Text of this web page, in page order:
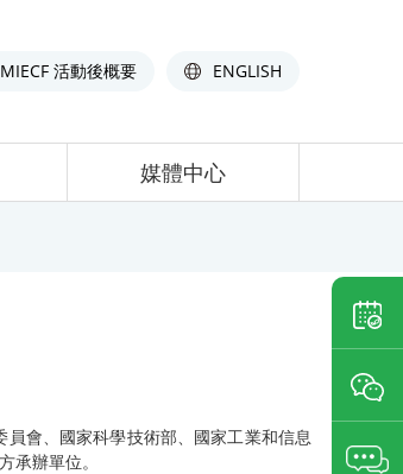
活動後概要 ENGLISH
媒體中心
會、國家科學技術部、國家工業和信息
承辦單位。